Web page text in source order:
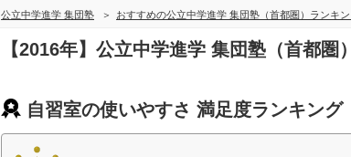
公立中学進学 集団塾 おすすめの公立中学進学 集団塾（首都圏）ランキ
【2016年】公立中学進学 集団塾（首都
自習室の使いやすさ 満足度ランキング